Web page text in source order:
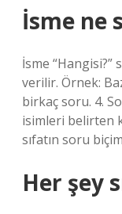
İsme ne
İsme
verilir. Örnek:
birkaç soru. 4.
isimleri belirten
sıfatın soru
Her şey